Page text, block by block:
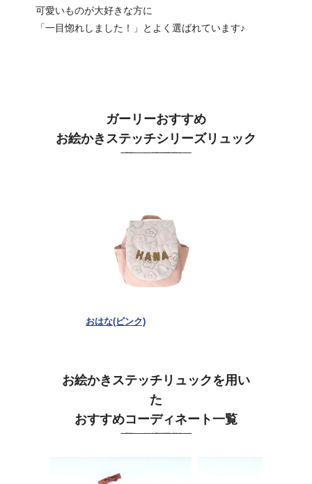
可愛いものが大好きな方に
「一目惚れしました！」とよく選ばれています♪
ガーリーおすすめ
お絵かきステッチシリーズリュック
おはな(ピンク)
お絵かきステッチリュックを用い
た
おすすめコーディネート一覧